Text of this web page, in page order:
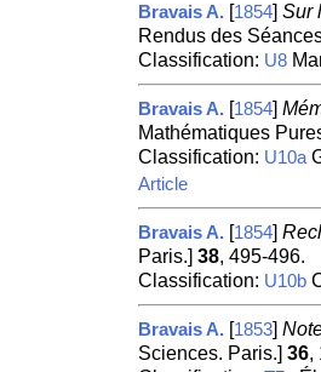
Bravais A. [1854] Sur
Rendus des
Classification: U8
Bravais A. [1854]
Mathématiques
Classification: U10a
Article
Bravais A. [1854]
Paris.] 38, 495-496.
Classification: U10b
Bravais A. [1853]
Sciences. Paris.] 36,